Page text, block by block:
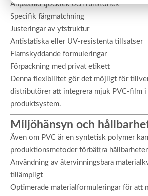
Anpassad tjocklek och rullstorlek
Specifik färgmatchning
Justeringar av ytstruktur
Antistatiska eller UV-resistenta tillsatser
Flamskyddande formuleringar
Förpackning med privat etikett
Denna flexibilitet gör det möjligt för
distributörer att integrera mjuk PVC-film i
produktsystem.
Miljöhänsyn och
Även om PVC är en syntetisk polymer
produktionsmetoder förbättra
Användning av återvinningsbara
tillämpligt
Optimerade materialformuleringar för att